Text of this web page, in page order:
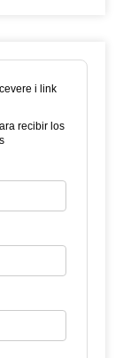
i link
recibir los